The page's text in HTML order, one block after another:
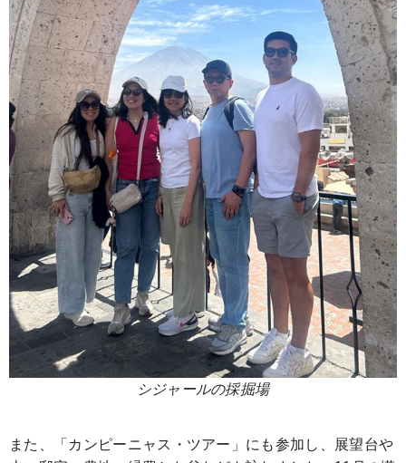
シジャールの採掘場
また、「カンピーニャス・ツアー」にも参加し、展望台や